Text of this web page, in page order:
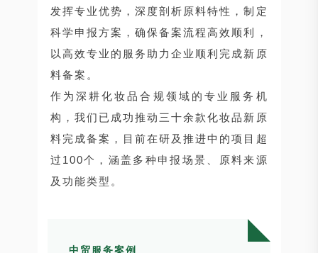
发挥专业优势，深度剖析原料特性，制定
科学申报方案，确保备案流程高效顺利，
以高效专业的服务助力企业顺利完成新原
料备案。
作为深耕化妆品合规领域的专业服务机
构，我们已成功推动三十余款化妆品新原
料完成备案，目前在研及推进中的项目超
过100个，涵盖多种申报场景、原料来源
及功能类型。
中贸服务案例